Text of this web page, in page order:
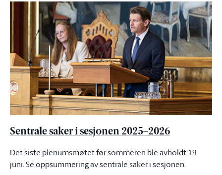
Sentrale saker i sesjonen 2025–2026
Det siste plenumsmøtet før sommeren ble avholdt 19.
juni. Se oppsummering av sentrale saker i sesjonen.